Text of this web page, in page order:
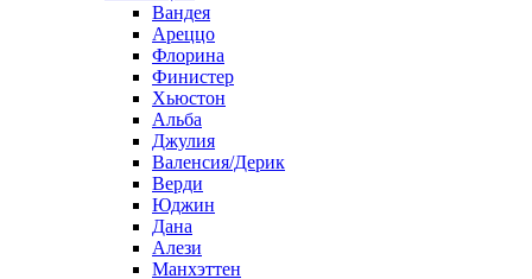
Вандея
Ареццо
Флорина
Финистер
Хьюстон
Альба
Джулия
Валенсия/Дерик
Верди
Юджин
Дана
Алези
Манхэттен